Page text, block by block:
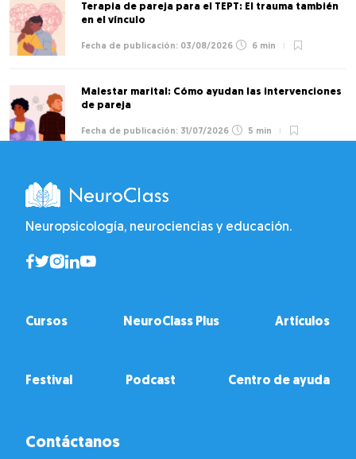
Terapia de pareja para el TEPT: El trauma también
en el vínculo
03/08/2026 6 min
Malestar marital: Cómo ayudan las intervenciones
de pareja
31/07/2026 5 min
Neuropsicología, neurociencias y educación.
Cursos NeuroClass Plus Artículos
Festival Podcast Centro de ayuda
Contáctanos